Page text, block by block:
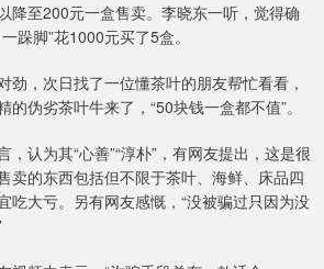
降至200元一盒售卖。李晓东一听，觉得确
跺脚”花1000元买了5盒。
劲，次日找了一位懂茶叶的朋友帮忙看看，
伪劣茶叶牛来了，“50块钱一盒都不值”。
认为其“心善”“淳朴”，有网友提出，这是很
卖的东西包括但不限于茶叶、海鲜、床品四
吃大亏。另有网友感慨，“没被骗过只因为没